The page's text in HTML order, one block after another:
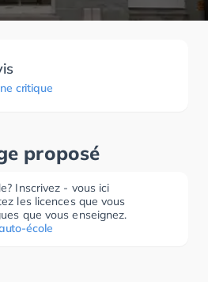
critique
proposé
Inscrivez - vous ici
les licences que vous
que vous enseignez.
école